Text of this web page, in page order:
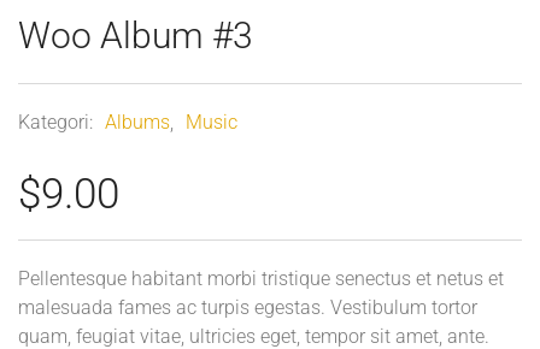
Woo Album #3
Kategori: Albums Music
$9.00
Pellentesque habitant morbi tristique senectus et netus et
malesuada fames ac turpis egestas. Vestibulum tortor
quam, feugiat vitae, ultricies eget, tempor sit amet, ante.